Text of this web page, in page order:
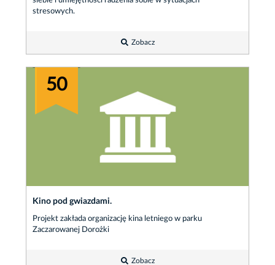
stresowych.
Zobacz
50
Kino pod gwiazdami.
Projekt zakłada organizację kina letniego w parku
Zaczarowanej Dorożki
Zobacz